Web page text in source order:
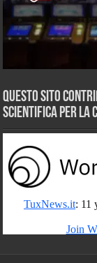
Questo sito
scientifica per la